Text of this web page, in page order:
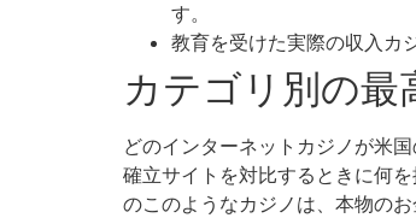
す。
教育を受けた実際の収入カ
カテゴリ別の
どのインターネットカジノが米
確立サイトを対比するときに何
のこのようなカジノは、本物の